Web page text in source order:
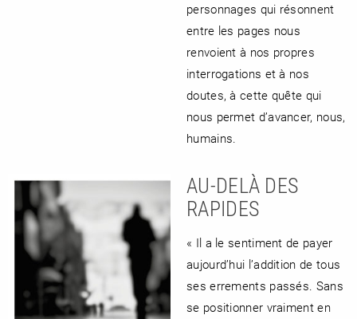
personnages qui résonnent
entre les pages nous
renvoient à nos propres
interrogations et à nos
doutes, à cette quête qui
nous permet d’avancer, nous,
humains.
AU-DELÀ DES
RAPIDES
« Il a le sentiment de payer
aujourd’hui l’addition de tous
ses errements passés. Sans
se positionner vraiment en